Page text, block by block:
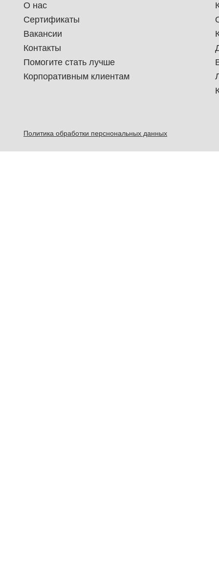
О нас
Сертификаты
Вакансии
Контакты
Помогите стать лучше
Корпоративным клиентам
Политика обработки перснональных данных